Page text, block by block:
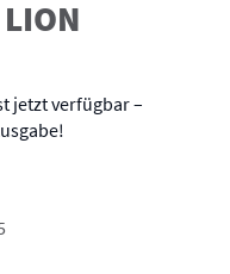
jetzt verfügbar –